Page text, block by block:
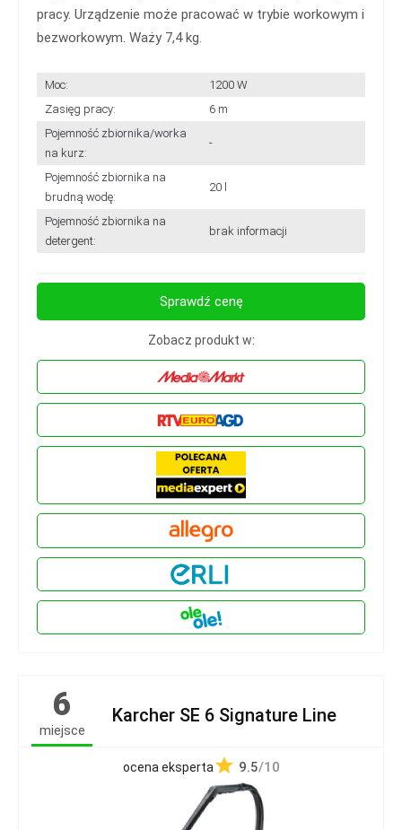
pracy. Urządzenie może pracować w trybie workowym i
bezworkowym. Waży 7,4 kg.
Moc:
1200 W
Zasięg pracy:
6 m
Pojemność zbiornika/worka
na kurz:
-
Pojemność zbiornika na
brudną wodę:
20 l
Pojemność zbiornika na
detergent:
brak informacji
Sprawdź cenę
Zobacz produkt w:
6
miejsce
Karcher SE 6 Signature Line
ocena eksperta 9.5/10